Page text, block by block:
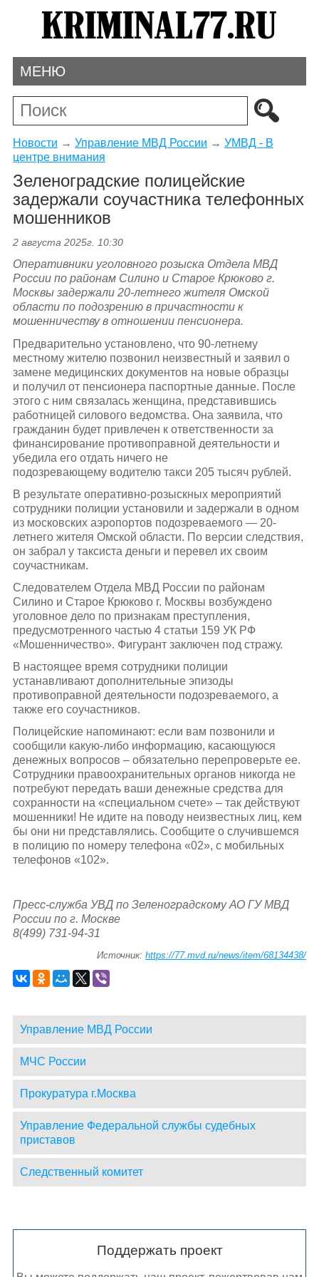
МЕНЮ
Новости → Управление МВД России → УМВД - В
центре внимания
Зеленоградские полицейские
задержали соучастника телефонных
мошенников
2 августа 2025г. 10:30
Оперативники уголовного розыска Отдела МВД
России по районам Силино и Старое Крюково г.
Москвы задержали 20-летнего жителя Омской
области по подозрению в причастности к
мошенничеству в отношении пенсионера.
Предварительно установлено, что 90-летнему
местному жителю позвонил неизвестный и заявил о
замене медицинских документов на новые образцы
и получил от пенсионера паспортные данные. После
этого с ним связалась женщина, представившись
работницей силового ведомства. Она заявила, что
гражданин будет привлечен к ответственности за
финансирование противоправной деятельности и
убедила его отдать ничего не
подозревающему водителю такси 205 тысяч рублей.
В результате оперативно-розыскных мероприятий
сотрудники полиции установили и задержали в одном
из московских аэропортов подозреваемого — 20-
летнего жителя Омской области. По версии следствия,
он забрал у таксиста деньги и перевел их своим
соучастникам.
Следователем Отдела МВД России по районам
Силино и Старое Крюково г. Москвы возбуждено
уголовное дело по признакам преступления,
предусмотренного частью 4 статьи 159 УК РФ
«Мошенничество». Фигурант заключен под стражу.
В настоящее время сотрудники полиции
устанавливают дополнительные эпизоды
противоправной деятельности подозреваемого, а
также его соучастников.
Полицейские напоминают: если вам позвонили и
сообщили какую-либо информацию, касающуюся
денежных вопросов – обязательно перепроверьте ее.
Сотрудники правоохранительных органов никогда не
потребуют передать ваши денежные средства для
сохранности на «специальном счете» – так действуют
мошенники! Не идите на поводу неизвестных лиц, кем
бы они ни представлялись. Сообщите о случившемся
в полицию по номеру телефона «02», с мобильных
телефонов «102».
Пресс-служба УВД по Зеленоградскому АО ГУ МВД
России по г. Москве
8(499) 731-94-31
Источник:https://77.mvd.ru/news/item/68134438/
Управление МВД России
МЧС России
Прокуратура г.Москва
Управление Федеральной службы судебных
приставов
Следственный комитет
Поддержать проект